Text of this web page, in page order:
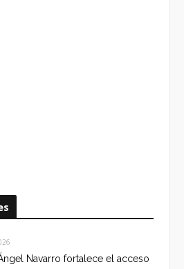
Navarro fortalece el acceso